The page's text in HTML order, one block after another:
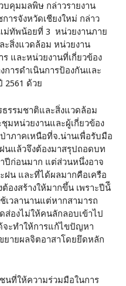
คุมมลพิษ กล่าวรายงาน
ารจังหวัดเชียงใหม่ กล่าว
ม่ทัพน้อยที่ 3 หน่วยงานภาย
ะสิ่งแวดล้อม หน่วยงาน
และหน่วยงานที่เกี่ยวข้อง
การดำเนินการป้องกันและ
ด้วย
ธรรมชาติและสิ่งแวดล้อม
มหน่วยงานและผู้เกี่ยวข้อง
ภาคเหนือที่จ.น่านเพื่อรับมือ
แล้วจึงต้องมาสรุปถอดบท
ปีก่อนมาก แต่ส่วนหนึ่งอาจ
ฝน และที่ได้ผลมากคือเครือ
องสร้างให้มากขึ้น เพราะปีน้ี
เวลานานแต่หากสามารถ
ส่องไม่ให้คนลักลอบเข้าไป
ะทำให้การแก้ไขปัญหา
ยายผลจิตอาสาโดยยึดหลัก
ที่ให้ความร่วมมือในการ